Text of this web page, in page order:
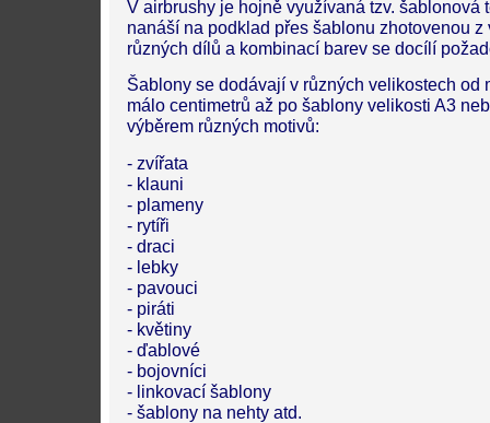
V airbrushy je hojně využívaná tzv. šablonová
nanáší na podklad přes šablonu zhotovenou
různých dílů a kombinací barev se docílí
Šablony se dodávají v různých velikostech od
málo centimetrů až po šablony velikosti A3
výběrem různých motivů:
- zvířata
- klauni
- plameny
- rytíři
- draci
- lebky
- pavouci
- piráti
- květiny
- ďablové
- bojovníci
- linkovací šablony
- šablony na nehty atd.